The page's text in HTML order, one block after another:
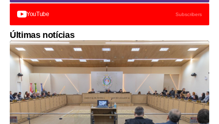
YouTube Subscribers
Últimas notícias